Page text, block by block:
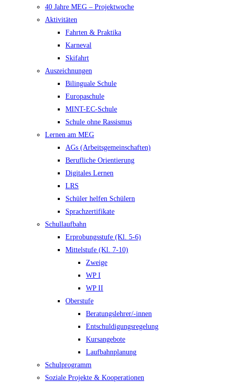
40 Jahre MEG – Projektwoche
Aktivitäten
Fahrten & Praktika
Karneval
Skifahrt
Auszeichnungen
Bilinguale Schule
Europaschule
MINT-EC-Schule
Schule ohne Rassismus
Lernen am MEG
AGs (Arbeitsgemeinschaften)
Berufliche Orientierung
Digitales Lernen
LRS
Schüler helfen Schülern
Sprachzertifikate
Schullaufbahn
Erprobungsstufe (Kl. 5-6)
Mittelstufe (Kl. 7-10)
Zweige
WP I
WP II
Oberstufe
Beratungslehrer/-innen
Entschuldigungsregelung
Kursangebote
Laufbahnplanung
Schulprogramm
Soziale Projekte & Kooperationen